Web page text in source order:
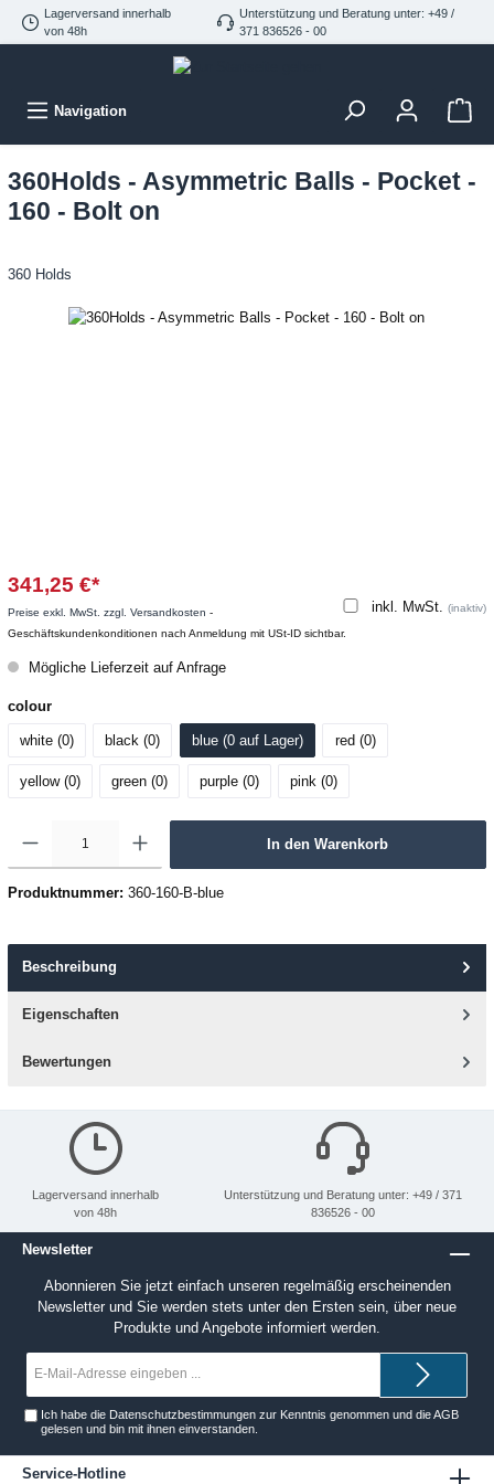
Lagerversand innerhalb
von 48h
Unterstützung und Beratung unter: +49 /
371 836526 - 00
Navigation
360Holds - Asymmetric Balls - Pocket -
160 - Bolt on
360 Holds
341,25 €*
inkl. MwSt. (inaktiv)
Preise exkl. MwSt. zzgl. Versandkosten -
Geschäftskundenkonditionen nach Anmeldung mit USt-ID sichtbar.
Mögliche Lieferzeit auf Anfrage
colour
white (0) black (0) blue (0 auf Lager) red (0)
yellow (0) green (0) purple (0) pink (0)
In den Warenkorb
Produktnummer: 360-160-B-blue
Beschreibung
Eigenschaften
Bewertungen
Lagerversand innerhalb
von 48h
Unterstützung und Beratung unter: +49 / 371
836526 - 00
Newsletter
Abonnieren Sie jetzt einfach unseren regelmäßig erscheinenden
Newsletter und Sie werden stets unter den Ersten sein, über neue
Produkte und Angebote informiert werden.
Ich habe die Datenschutzbestimmungen zur Kenntnis genommen und dieAGB
gelesen und bin mit ihnen einverstanden.
Service-Hotline